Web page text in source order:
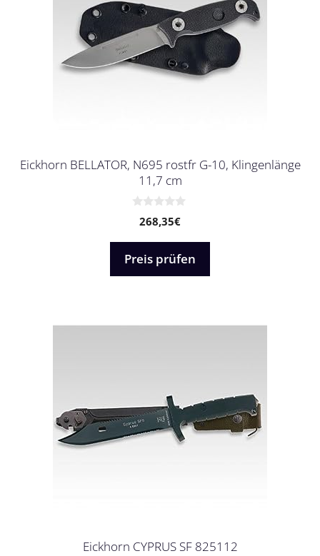
Eickhorn BELLATOR, N695 rostfr G-10, Klingenlänge
11,7 cm
n
5
268,35€
Preis prüfen
Eickhorn CYPRUS SF 825112